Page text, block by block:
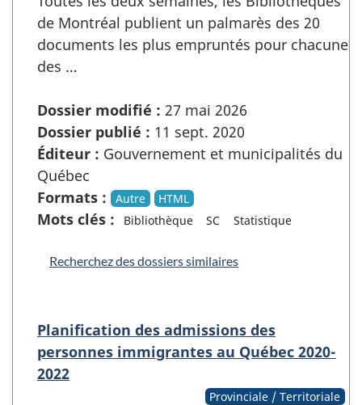
de Montréal publient un palmarès des 20
documents les plus empruntés pour chacune
des …
Dossier modifié : 27 mai 2026
Dossier publié : 11 sept. 2020
Éditeur : Gouvernement et municipalités du
Québec
Formats :
Autre HTML
Mots clés : Bibliothèque SC Statistique
Recherchez des dossiers similaires
Planification des admissions des
personnes immigrantes au Québec 2020-
2022
Provinciale / Territoriale